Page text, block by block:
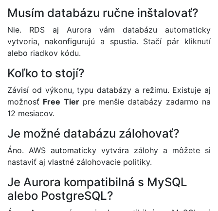
Musím databázu ručne inštalovať?
Nie. RDS aj Aurora vám databázu automaticky
vytvoria, nakonfigurujú a spustia. Stačí pár kliknutí
alebo riadkov kódu.
Koľko to stojí?
Závisí od výkonu, typu databázy a režimu. Existuje aj
možnosť Free Tierpre menšie databázy zadarmo na
12 mesiacov.
Je možné databázu zálohovať?
Áno. AWS automaticky vytvára zálohy a môžete si
nastaviť aj vlastné zálohovacie politiky.
Je Aurora kompatibilná s MySQL
alebo PostgreSQL?